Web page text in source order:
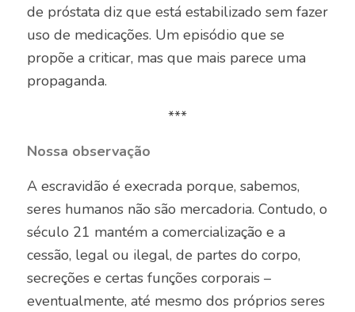
de próstata diz que está estabilizado sem fazer
uso de medicações. Um episódio que se
propõe a criticar, mas que mais parece uma
propaganda.
***
Nossa observação
A escravidão é execrada porque, sabemos,
seres humanos não são mercadoria. Contudo, o
século 21 mantém a comercialização e a
cessão, legal ou ilegal, de partes do corpo,
secreções e certas funções corporais –
eventualmente, até mesmo dos próprios seres